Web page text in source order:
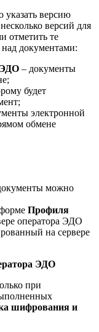
указать версию
версий для
отметить те
над документами:
ЭДО – документы
будет
электронной
обмене
можно
Профиля
оператора ЭДО
на сервере
ЭДО
при
шифрования и